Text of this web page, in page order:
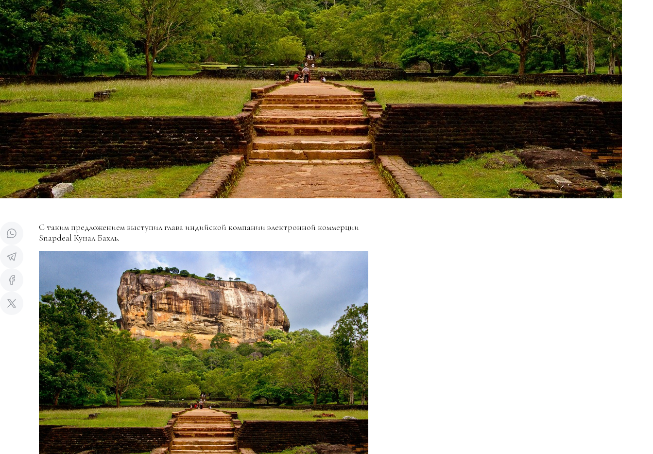
С таким предложением выступил глава индийской компании электронной коммерции
Snapdeal Кунал Бахль.